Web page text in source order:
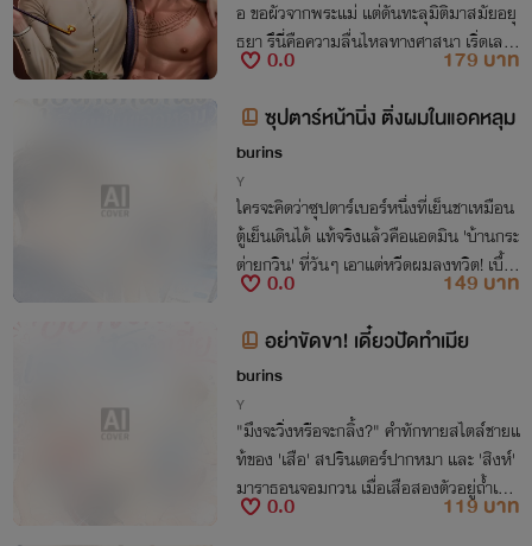
อ ขอผัวจากพระแม่ แต่ดันทะลุมิติมาสมัยอยุ
ธยา รึนี่คือความลื่นไหลทางศาสนา เริ่ดเลย
ล่ะ!! ผมขอผัวดิบ ๆ แต่ที่พระแม่ให้มา มันเกิ
นคำว่าดิบไปมาก ผมส่งคืนได้ไหมครับ!!
0.0
179 บาท
ซุปตาร์หน้านิ่ง ติ่งผมในแอคหลุม
burins
Y
ใครจะคิดว่าซุปตาร์เบอร์หนึ่งที่เย็นชาเหมือน
ตู้เย็นเดินได้ แท้จริงแล้วคือแอดมิน 'บ้านกระ
ต่ายกวิน' ที่วันๆ เอาแต่หวีดผมลงทวิต! เบื้อ
งหน้าเก๊กขรึม เบื้องหลังคลั่งรักไม่ไหว งาน
นี้ผมจะรอด(มือ)เขาไหมเนี่ย!
0.0
149 บาท
อย่าขัดขา! เดี๋ยวปัดทำเมีย
burins
Y
"มึงจะวิ่งหรือจะกลิ้ง?" คำทักทายสไตล์ชายแ
ท้ของ 'เสือ' สปรินเตอร์ปากหมา และ 'สิงห์'
มาราธอนจอมกวน เมื่อเสือสองตัวอยู่ถ้ำเดีย
วกันไม่ได้ แต่ดันต้องมาวิ่งผลัดทีมเดียวกัน!
0.0
119 บาท